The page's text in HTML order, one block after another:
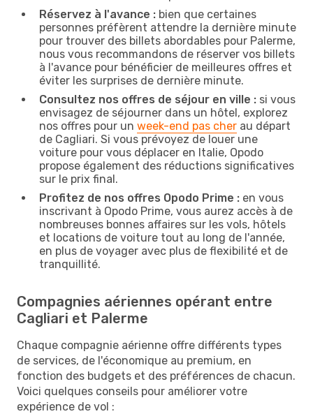
Réservez à l'avance : bien que certaines
personnes préfèrent attendre la dernière minute
pour trouver des billets abordables pour Palerme,
nous vous recommandons de réserver vos billets
à l'avance pour bénéficier de meilleures offres et
éviter les surprises de dernière minute.
Consultez nos offres de séjour en ville : si vous
envisagez de séjourner dans un hôtel, explorez
nos offres pour un week-end pas cher au départ
de Cagliari. Si vous prévoyez de louer une
voiture pour vous déplacer en Italie, Opodo
propose également des réductions significatives
sur le prix final.
Profitez de nos offres Opodo Prime : en vous
inscrivant à Opodo Prime, vous aurez accès à de
nombreuses bonnes affaires sur les vols, hôtels
et locations de voiture tout au long de l'année,
en plus de voyager avec plus de flexibilité et de
tranquillité.
Compagnies aériennes opérant entre
Cagliari et Palerme
Chaque compagnie aérienne offre différents types
de services, de l'économique au premium, en
fonction des budgets et des préférences de chacun.
Voici quelques conseils pour améliorer votre
expérience de vol :